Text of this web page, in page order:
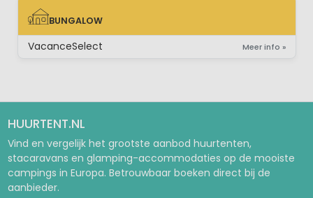
BUNGALOW
BUNGALOW
VacanceSelect Meer info »
HUURTENT.NL
Vind en vergelijk het grootste aanbod huurtenten,
stacaravans en glamping-accommodaties op de mooiste
campings in Europa. Betrouwbaar boeken direct bij de
aanbieder.